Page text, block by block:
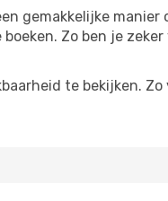
gemakkelijke manier
Zo ben je
te bekijken.